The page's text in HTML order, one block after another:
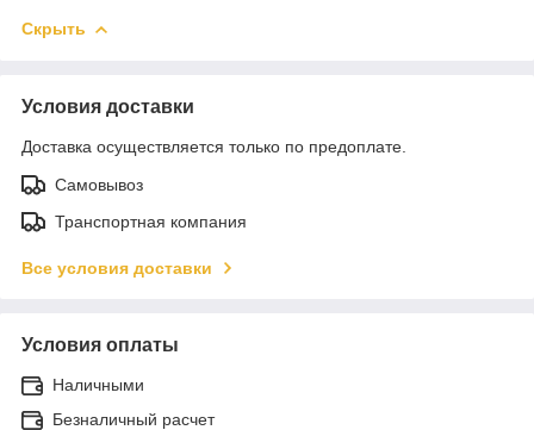
Скрыть
Условия доставки
Доставка осуществляется только по предоплате.
Самовывоз
Транспортная компания
Все условия доставки
Условия оплаты
Наличными
Безналичный расчет